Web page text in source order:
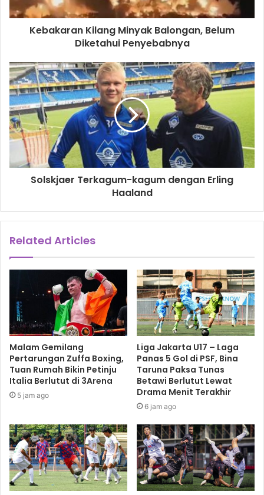
Kebakaran Kilang Minyak Balongan, Belum
Diketahui Penyebabnya
Solskjaer Terkagum-kagum dengan Erling
Haaland
Related Articles
Malam Gemilang
Pertarungan Zuffa Boxing,
Tuan Rumah Bikin Petinju
Italia Berlutut di 3Arena
5 jam ago
Liga Jakarta U17 – Laga
Panas 5 Gol di PSF, Bina
Taruna Paksa Tunas
Betawi Berlutut Lewat
Drama Menit Terakhir
6 jam ago